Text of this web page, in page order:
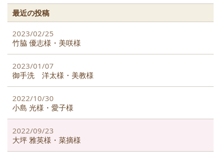
o
k
最近の投稿
2023/02/25
竹脇 優志様・美咲様
2023/01/07
御手洗 洋太様・美教様
2022/10/30
小島 光様・愛子様
2022/09/23
大坪 雅英様・菜摘様